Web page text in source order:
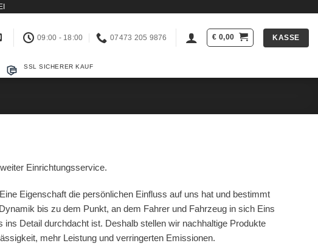
09:00 - 18:00 07473 205 9876 € 0,00 KASSE
SSL SICHERER KAUF
Einrichtungsservice.
Eigenschaft die persönlichen Einfluss auf uns hat und bestimmt
bis zu dem Punkt, an dem Fahrer und Fahrzeug in sich Eins
Detail durchdacht ist. Deshalb stellen wir nachhaltige Produkte
mehr Leistung und verringerten Emissionen.